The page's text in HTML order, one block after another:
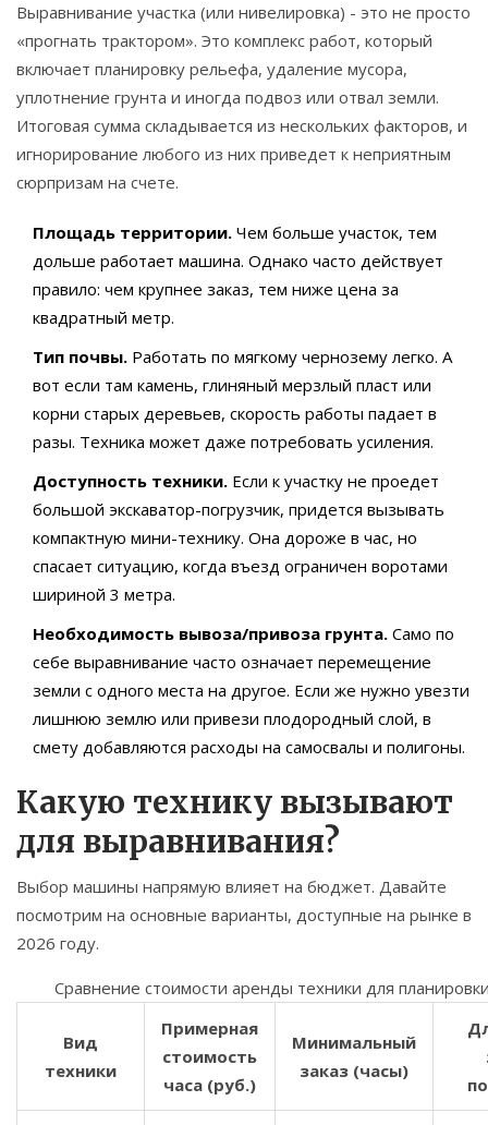
Выравнивание участка (или нивелировка) - это не просто
«прогнать трактором». Это комплекс работ, который
включает планировку рельефа, удаление мусора,
уплотнение грунта и иногда подвоз или отвал земли.
Итоговая сумма складывается из нескольких факторов, и
игнорирование любого из них приведет к неприятным
сюрпризам на счете.
Площадь территории. Чем больше участок, тем
дольше работает машина. Однако часто действует
правило: чем крупнее заказ, тем ниже цена за
квадратный метр.
Тип почвы. Работать по мягкому чернозему легко. А
вот если там камень, глиняный мерзлый пласт или
корни старых деревьев, скорость работы падает в
разы. Техника может даже потребовать усиления.
Доступность техники. Если к участку не проедет
большой экскаватор-погрузчик, придется вызывать
компактную мини-технику. Она дороже в час, но
спасает ситуацию, когда въезд ограничен воротами
шириной 3 метра.
Необходимость вывоза/привоза грунта. Само по
себе выравнивание часто означает перемещение
земли с одного места на другое. Если же нужно увезти
лишнюю землю или привези плодородный слой, в
смету добавляются расходы на самосвалы и полигоны.
Какую технику вызывают
для выравнивания?
Выбор машины напрямую влияет на бюджет. Давайте
посмотрим на основные варианты, доступные на рынке в
2026 году.
Сравнение стоимости аренды техники для
Вид
техники
Примерная
стоимость
часа (руб.)
Минимальный
заказ (часы)